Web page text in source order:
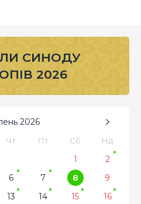
СИНОДУ
2026
2026
Чт Пт Сб Нд
1
2
6 7 8
9
13 14 15
16